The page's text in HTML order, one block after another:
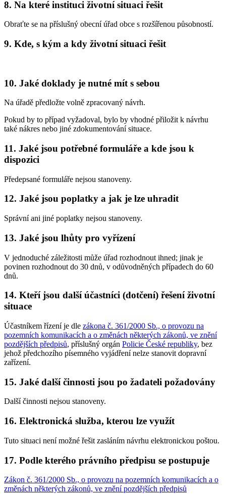
8. Na které instituci životní situaci řešit
Obraťte se na příslušný obecní úřad obce s rozšířenou působností.
9. Kde, s kým a kdy životní situaci řešit
10. Jaké doklady je nutné mít s sebou
Na úřadě předložte volně zpracovaný návrh.
Pokud by to případ vyžadoval, bylo by vhodné přiložit k návrhu
také nákres nebo jiné zdokumentování situace.
11. Jaké jsou potřebné formuláře a kde jsou k
dispozici
Předepsané formuláře nejsou stanoveny.
12. Jaké jsou poplatky a jak je lze uhradit
Správní ani jiné poplatky nejsou stanoveny.
13. Jaké jsou lhůty pro vyřízení
V jednoduché záležitosti může úřad rozhodnout ihned; jinak je
povinen rozhodnout do 30 dnů, v odůvodněných případech do 60
dnů.
14. Kteří jsou další účastníci (dotčení) řešení životní
situace
Účastníkem řízení je dle zákona č. 361/2000 Sb., o provozu na
pozemních komunikacích a o změnách některých zákonů, ve znění
pozdějších předpisů, příslušný orgán Policie České republiky, bez
jehož předchozího písemného vyjádření nelze stanovit dopravní
zařízení.
15. Jaké další činnosti jsou po žadateli požadovány
Další činnosti nejsou stanoveny.
16. Elektronická služba, kterou lze využít
Tuto situaci není možné řešit zasláním návrhu elektronickou poštou.
17. Podle kterého právního předpisu se postupuje
Zákon č. 361/2000 Sb., o provozu na pozemních komunikacích a o
změnách některých zákonů, ve znění pozdějších předpisů